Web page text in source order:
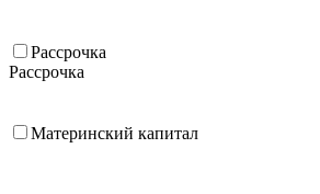
Рассрочка
Рассрочка
Материнский капитал